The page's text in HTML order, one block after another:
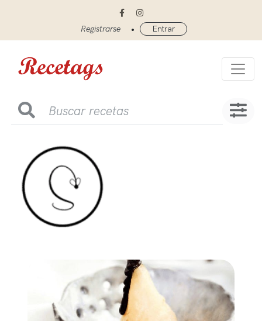
Registrarse • Entrar